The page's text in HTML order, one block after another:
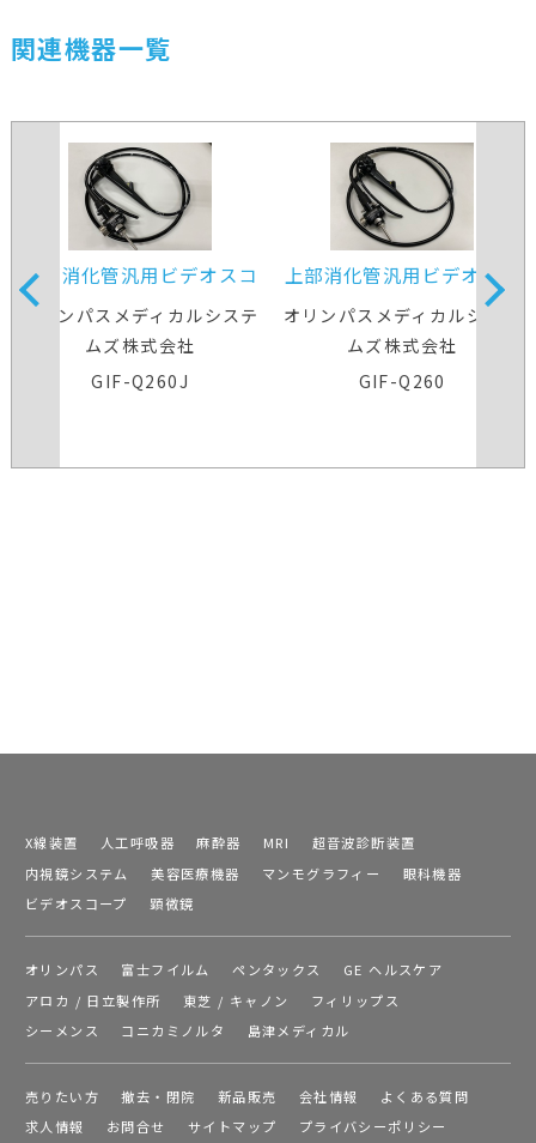
関連機器一覧
上部消化管汎用ビデオスコ
ープ
オリンパスメディカルシステ
ムズ株式会社
GIF-Q260J
上部消化管汎用ビデオスコ
ープ
オリンパスメディカルシステ
ムズ株式会社
GIF-Q260
X線装置 人工呼吸器 麻酔器 MRI
超音波診断装置
内視鏡システム
美容医療機器 マンモグラフィー
眼科機器
ビデオスコープ
顕微鏡
オリンパス 富士フイルム ペンタックス
GE ヘルスケア
アロカ / 日立製作所
東芝 / キャノン
フィリップス
シーメンス
コニカミノルタ 島津メディカル
売りたい方 撤去・閉院 新品販売 会社情報
よくある質問
求人情報
お問合せ サイトマップ プライバシーポリシー